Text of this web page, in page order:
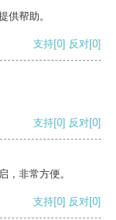
供帮助。
支持[0] 反对[0]
支持[0] 反对[0]
，非常方便。
支持[0] 反对[0]